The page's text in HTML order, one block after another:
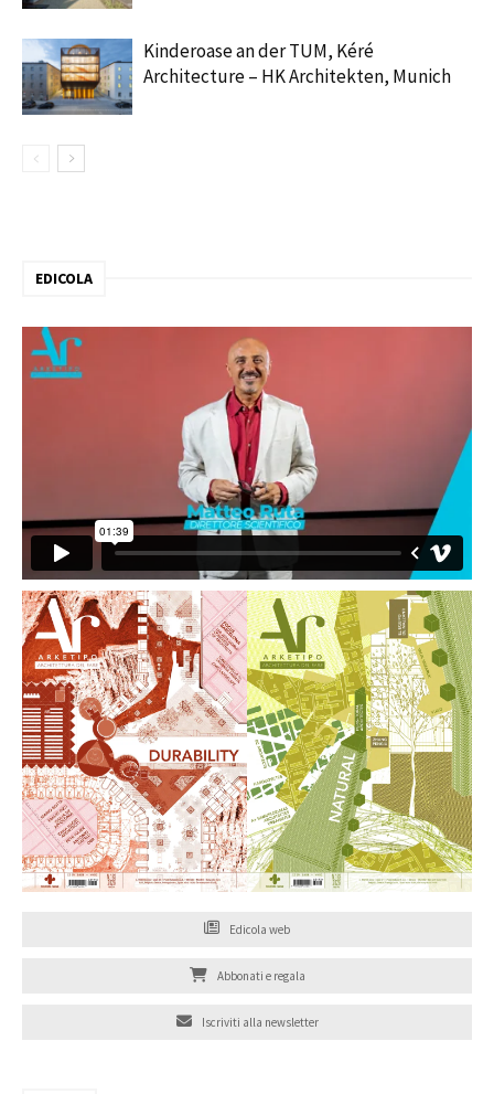
Kinderoase an der TUM, Kéré
Architecture – HK Architekten, Munich
EDICOLA
Edicola web
Abbonati e regala
Iscriviti alla newsletter